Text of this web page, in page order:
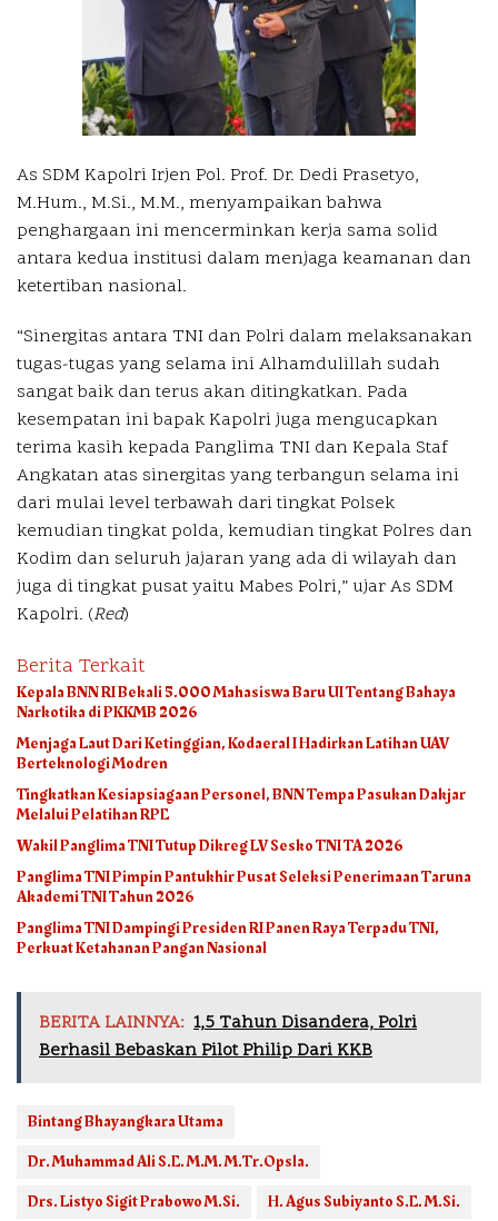
As SDM Kapolri Irjen Pol. Prof. Dr. Dedi Prasetyo,
M.Hum., M.Si., M.M., menyampaikan bahwa
penghargaan ini mencerminkan kerja sama solid
antara kedua institusi dalam menjaga keamanan dan
ketertiban nasional.
“Sinergitas antara TNI dan Polri dalam melaksanakan
tugas-tugas yang selama ini Alhamdulillah sudah
sangat baik dan terus akan ditingkatkan. Pada
kesempatan ini bapak Kapolri juga mengucapkan
terima kasih kepada Panglima TNI dan Kepala Staf
Angkatan atas sinergitas yang terbangun selama ini
dari mulai level terbawah dari tingkat Polsek
kemudian tingkat polda, kemudian tingkat Polres dan
Kodim dan seluruh jajaran yang ada di wilayah dan
juga di tingkat pusat yaitu Mabes Polri,” ujar As SDM
Kapolri. (Red)
Berita Terkait
Kepala BNN RI Bekali 5.000 Mahasiswa Baru UI Tentang Bahaya
Narkotika di PKKMB 2026
Menjaga Laut Dari Ketinggian, Kodaeral I Hadirkan Latihan UAV
Berteknologi Modren
Tingkatkan Kesiapsiagaan Personel, BNN Tempa Pasukan Dakjar
Melalui Pelatihan RPE
Wakil Panglima TNI Tutup Dikreg LV Sesko TNI TA 2026
Panglima TNI Pimpin Pantukhir Pusat Seleksi Penerimaan Taruna
Akademi TNI Tahun 2026
Panglima TNI Dampingi Presiden RI Panen Raya Terpadu TNI,
Perkuat Ketahanan Pangan Nasional
BERITA LAINNYA: 1,5 Tahun Disandera, Polri
Berhasil Bebaskan Pilot Philip Dari KKB
Bintang Bhayangkara Utama
Dr. Muhammad Ali S.E. M.M. M.Tr.Opsla.
Drs. Listyo Sigit Prabowo M.Si.
H. Agus Subiyanto S.E. M.Si.